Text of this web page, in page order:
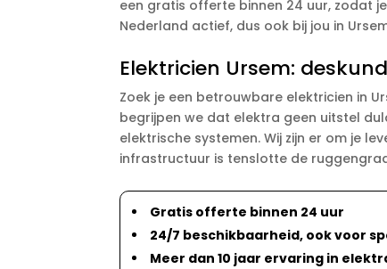
een gratis offerte binnen 24 uur, zodat
Nederland actief, dus ook bij jou in
Elektricien Ursem:
Zoek je een betrouwbare elektricien in
begrijpen we dat elektra geen uitstel
elektrische systemen. Wij zijn er om je
infrastructuur is tenslotte de
Gratis offerte binnen 24 uur
24/7 beschikbaarheid, ook voor
Meer dan 10 jaar ervaring in